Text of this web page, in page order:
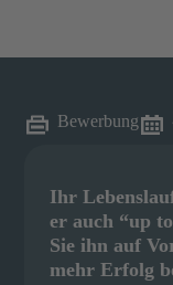
Bewerbung
Ihr
er auch “up
Sie ihn auf
mehr Erfolg